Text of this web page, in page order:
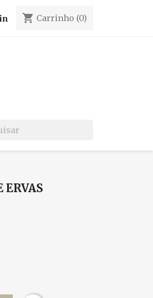
shopping_cart Carrinho (0)